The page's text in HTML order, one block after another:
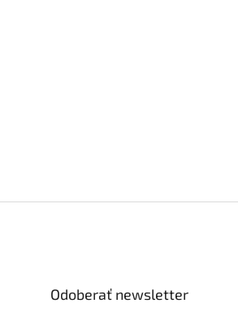
Odoberať newsletter